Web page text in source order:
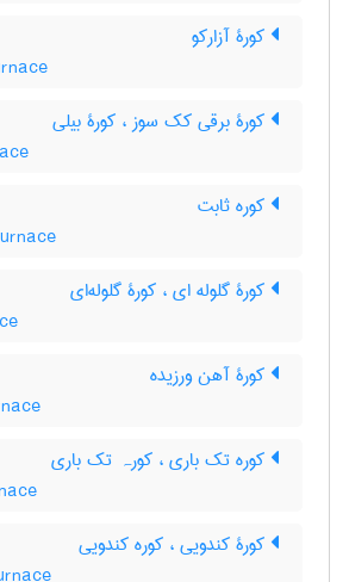
کورۀ آزارکو
کورۀ برقی کک سوز ، کورۀ بیلی
کوره ثابت
کورۀ گلوله ای ، کورۀ گلوله‌ای
کورۀ آهن ورزیده
کوره تک باری ، کورہ تک باری
کورۀ کندویی ، کوره کندویی